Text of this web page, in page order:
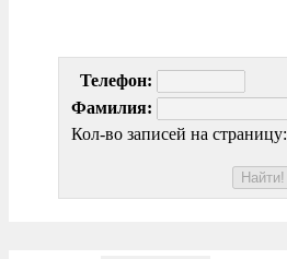
Телефон:
Фамилия:
Кол-во записей на страницу: